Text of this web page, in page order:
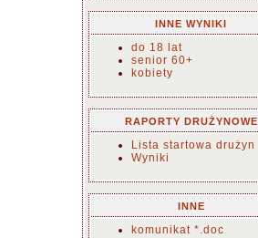
INNE WYNIKI
do 18 lat
senior 60+
kobiety
RAPORTY DRUŻYNOWE
Lista startowa drużyn
Wyniki
INNE
komunikat *.doc